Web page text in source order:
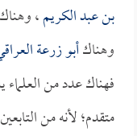
بن عبد الكريم،
وهناكأبو زرعة
فهناك عدد من
متقدم؛ لأنه من